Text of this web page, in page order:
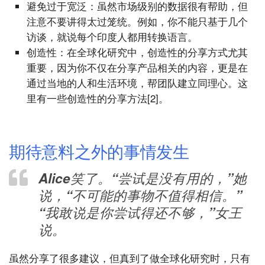
避免过于宽泛：虽然市场级别的数据很有帮助，但
注意不要讲得太过笼统。例如，你不能只基于几个
访谈，就说每个印度人都用转换语言。
创造性：在全球化研究中，创造性的分享方式尤其
重要，因为你不仅在分享产品相关的内容，更是在
通过当地的人和生活环境，帮团队建立同理心。这
里有一些创造性的分享方法[2]。
期待意料之外的事情发生
Alice笑了。“尝试是没有用的，”她
说，“不可能的事物不值得相信。”
“我敢说是你尝试得还不够，”女王
说。
虽然分享了很多建议，但真到了做全球化研究时，只有